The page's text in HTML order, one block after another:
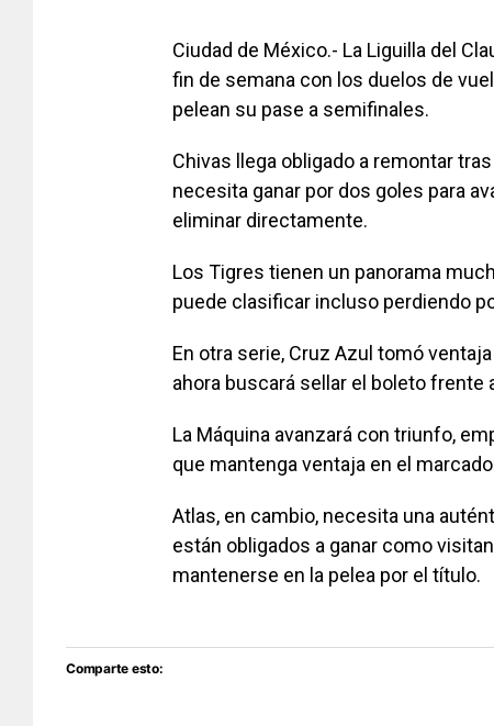
Ciudad de México.- La Liguilla del
fin de semana con los duelos de
pelean su pase a semifinales.
Chivas llega obligado a remontar
necesita ganar por dos goles para
eliminar directamente.
Los Tigres tienen un panorama
puede clasificar incluso perdiendo
En otra serie, Cruz Azul tomó
ahora buscará sellar el boleto frente
La Máquina avanzará con triunfo,
que mantenga ventaja en el
Atlas, en cambio, necesita una
están obligados a ganar como
mantenerse en la pelea por el título.
Comparte esto: